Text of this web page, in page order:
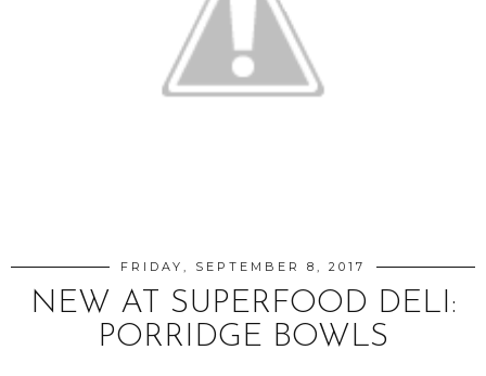
FRIDAY, SEPTEMBER 8, 2017
NEW AT SUPERFOOD DELI:
PORRIDGE BOWLS